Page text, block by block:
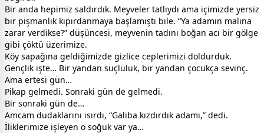
Bir anda hepimiz saldırdık. Meyveler tatlıydı ama içimizde yersiz
bir pişmanlık kıpırdanmaya başlamıştı bile. “Ya adamın malına
zarar verdikse?” düşüncesi, meyvenin tadını boğan acı bir gölge
gibi çöktü üzerimize.
Köy sapağına geldiğimizde gizlice ceplerimizi doldurduk.
Gençlik işte… Bir yandan suçluluk, bir yandan çocukça sevinç.
Ama ertesi gün…
Pikap gelmedi. Sonraki gün de gelmedi.
Bir sonraki gün de…
Amcam dudaklarını ısırdı, “Galiba kızdırdık adamı,” dedi.
İliklerimize işleyen o soğuk var ya…